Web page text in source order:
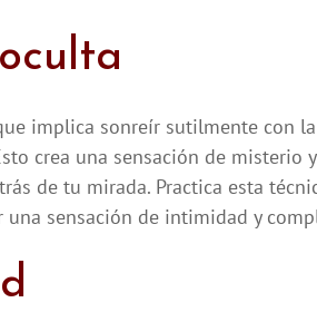
implica sonreír sutilmente con
crea una sensación de misterio
de tu mirada. Practica esta
sensación de intimidad y